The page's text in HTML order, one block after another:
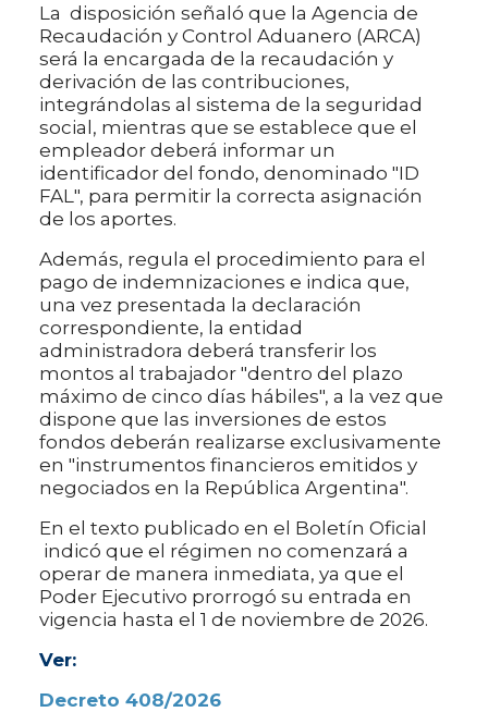
La disposición señaló que la Agencia de
Recaudación y Control Aduanero (ARCA)
será la encargada de la recaudación y
derivación de las contribuciones,
integrándolas al sistema de la seguridad
social, mientras que se establece que el
empleador deberá informar un
identificador del fondo, denominado "ID
FAL", para permitir la correcta asignación
de los aportes.
Además, regula el procedimiento para el
pago de indemnizaciones e indica que,
una vez presentada la declaración
correspondiente, la entidad
administradora deberá transferir los
montos al trabajador "dentro del plazo
máximo de cinco días hábiles", a la vez que
dispone que las inversiones de estos
fondos deberán realizarse exclusivamente
en "instrumentos financieros emitidos y
negociados en la República Argentina".
En el texto publicado en el Boletín Oficial
indicó que el régimen no comenzará a
operar de manera inmediata, ya que el
Poder Ejecutivo prorrogó su entrada en
vigencia hasta el 1 de noviembre de 2026.
Ver:
Decreto 408/2026